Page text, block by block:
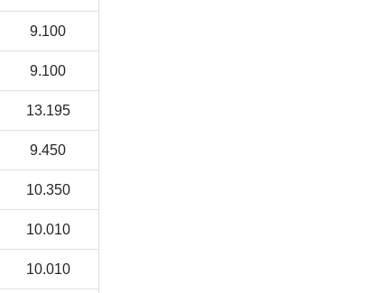
9.100
9.100
13.195
9.450
10.350
10.010
10.010